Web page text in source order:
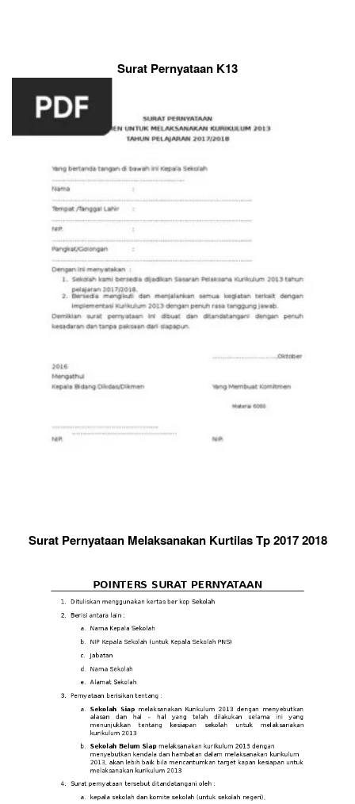
Surat Pernyataan K13
Surat Pernyataan Melaksanakan Kurtilas Tp 2017 2018